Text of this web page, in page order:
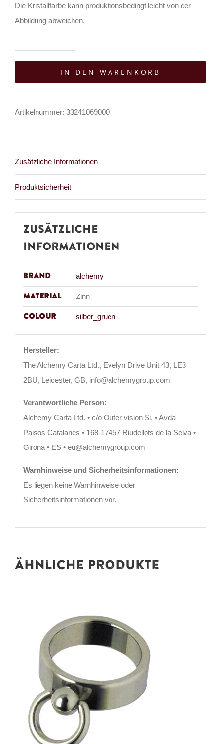
Die Kristallfarbe kann produktionsbedingt leicht von der
Abbildung abweichen.
Halskette
of
IN DEN WARENKORB
Artikelnummer: 33241069000
Zusätzliche Informationen
Produktsicherheit
Zusätzliche
Informationen
Brand alchemy
Material Zinn
Colour silber_gruen
Hersteller:
The Alchemy Carta Ltd., Evelyn Drive Unit 43, LE3
2BU, Leicester, GB, info@alchemygroup.com
Verantwortliche Person:
Alchemy Carta Ltd. • c/o Outer vision Si. • Avda
Paisos Catalanes • 168-17457 Riudellots de la Selva •
Girona • ES • eu@alchemygroup.com
Warnhinweise und Sicherheitsinformationen:
Es liegen keine Warnhinweise oder
Sicherheitsinformationen vor.
Ähnliche Produkte